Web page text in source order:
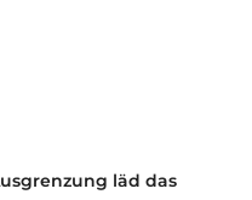
läd das